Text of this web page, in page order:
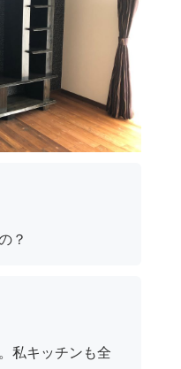
？
私キッチンも全